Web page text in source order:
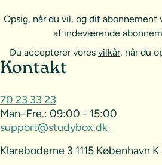
Opsig, når du vil, og dit abonnement
af indeværende
Du accepterer vores vilkår, når du
Sideoversigt og
Kontakt
70 23 33 23
Man–Fre.: 09:00 - 15:00
support@studybox.dk
Klareboderne 3 1115 København K